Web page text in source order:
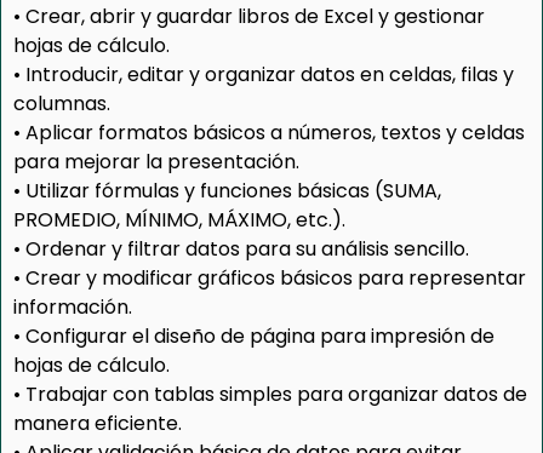
• Crear, abrir y guardar libros de Excel y gestionar
hojas de cálculo.
• Introducir, editar y organizar datos en celdas, filas y
columnas.
• Aplicar formatos básicos a números, textos y celdas
para mejorar la presentación.
• Utilizar fórmulas y funciones básicas (SUMA,
PROMEDIO, MÍNIMO, MÁXIMO, etc.).
• Ordenar y filtrar datos para su análisis sencillo.
• Crear y modificar gráficos básicos para representar
información.
• Configurar el diseño de página para impresión de
hojas de cálculo.
• Trabajar con tablas simples para organizar datos de
manera eficiente.